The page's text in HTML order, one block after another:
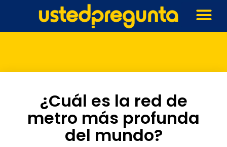
¿Cuál es la red de
metro más profunda
del mundo?